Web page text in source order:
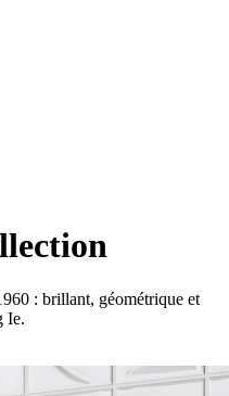
: brillant, géométrique et
Ie.